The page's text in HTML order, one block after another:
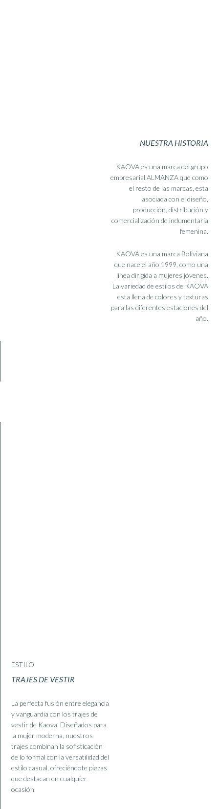
NUESTRA HISTORIA
KAOVA es una marca del grupo
empresarial ALMANZA que como
el resto de las marcas, esta
asociada con el diseño,
producción, distribución y
comercialización de indumentaria
femenina.
KAOVA es una marca Boliviana
que nace el año 1999, como una
linea dirigida a mujeres jóvenes.
La variedad de estilos de KAOVA
esta llena de colores y texturas
para las diferentes estaciones del
año.
ESTILO
TRAJES DE VESTIR
La perfecta fusión entre elegancia
y vanguardia con los trajes de
vestir de Kaova. Diseñados para
la mujer moderna, nuestros
trajes combinan la sofisticación
de lo formal con la versatilidad del
estilo casual, ofreciéndote piezas
que destacan en cualquier
ocasión.